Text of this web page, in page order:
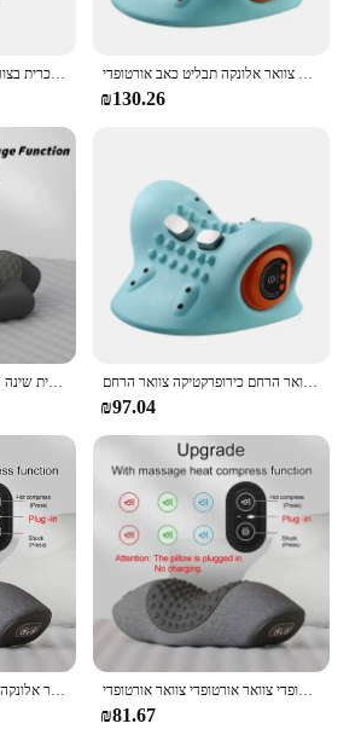
זיכרון קצף כרית שינה אורטופדית ריבאונד איטי פרפר בצורת כרית בצורת כרית לכאבי צוואר הרחם צוואר חשמלי נקודת עיסוי כרית צוואר הרחם מחומם צוואר אלונקה תבליט כאב אורטופדי
₪130.26
עיסוי חשמלי כרית צוואר הרחם חם דחיסה חם עיסוי הצוואר המתיחה להירגע כרית שינה עמוד השדרה תמיכה נורמלי פעימת צוואר חשמלי דופק צוואר אלונקה חימום צוואר הרחם כירופרקטיקה צוואר הרחם
₪97.04
כריות שינה נטענות USB 3 מצבים מחומם עיסוי צוואר רוטט עיסוי צוואר אלונקה עיסוי צוואר נטענת כרית 3 מצבים מחומם רוטט כרית צוואר אורטופדי צוואר אורטופדי צוואר אורטופדי
₪81.67